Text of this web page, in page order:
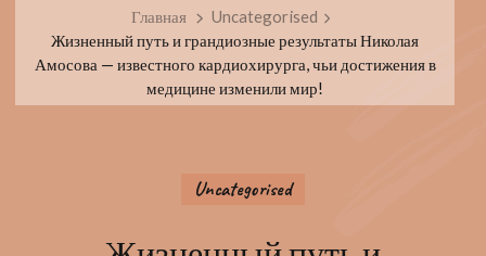
Главная
Uncategorised
Жизненный путь и грандиозные результаты Николая
Амосова — известного кардиохирурга, чьи достижения в
медицине изменили мир!
Uncategorised